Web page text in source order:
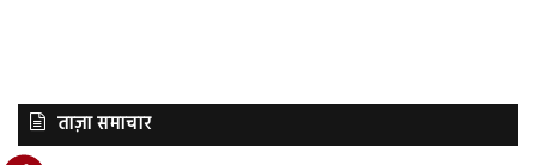
ताज़ा समाचार